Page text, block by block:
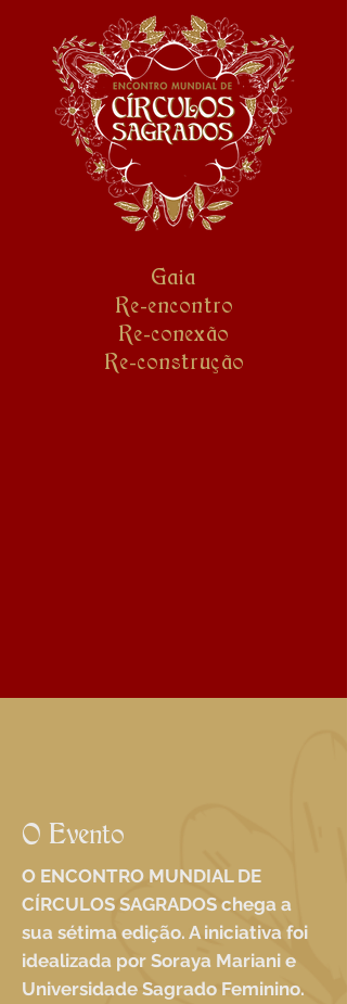
Gaia
Re-encontro
Re-conexão
Re-construção
O Evento
O ENCONTRO MUNDIAL DE
CÍRCULOS SAGRADOS chega a
sua sétima edição. A iniciativa foi
idealizada por Soraya Mariani e
Universidade Sagrado Feminino.